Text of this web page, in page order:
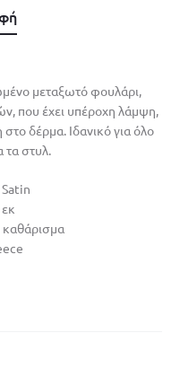
μεταξωτό φουλάρι,
που έχει υπέροχη λάμψη,
δέρμα. Ιδανικό για όλο
τα στυλ.
Satin
καθάρισμα